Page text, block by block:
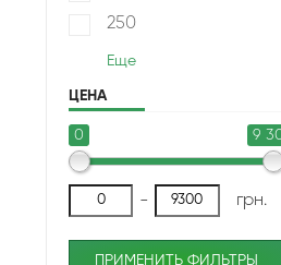
250
Еще
ЦЕНА
0 9
- грн.
ПРИМЕНИТЬ ФИЛЬТРЫ